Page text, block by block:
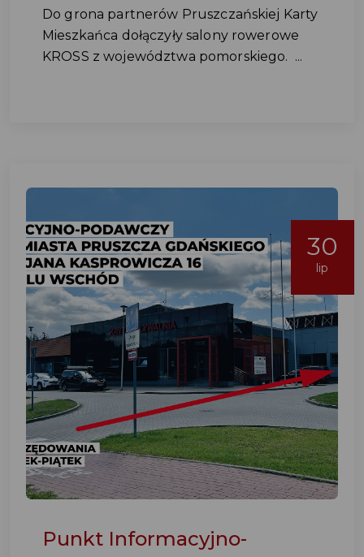
Do grona partnerów Pruszczańskiej Karty
Mieszkańca dołączyły salony rowerowe
KROSS z województwa pomorskiego. ...
30
lip
Punkt Informacyjno-